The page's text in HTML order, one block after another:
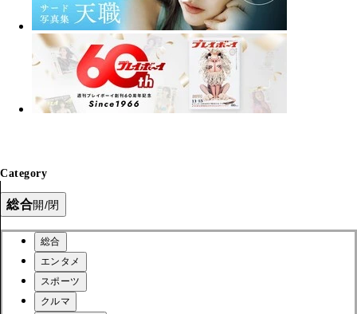
Category
総合開/閉
総合
エンタメ
スポーツ
クルマ